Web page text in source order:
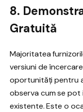
8.
Gratuită
Majoritatea
versiuni de
oportunități pentru
observa cum se pot
existente. Este o